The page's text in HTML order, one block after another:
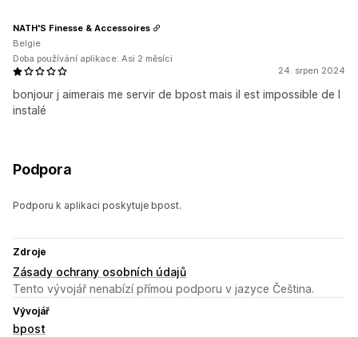
24. srpen 2024
bonjour j aimerais me servir de bpost mais il est impossible de l
instalé
NATH'S Finesse & Accessoires
Belgie
Doba používání aplikace: Asi 2 měsíci
Podpora
Podporu k aplikaci poskytuje bpost.
Zdroje
Zásady ochrany osobních údajů
Tento vývojář nenabízí přímou podporu v jazyce Čeština.
Vývojář
bpost